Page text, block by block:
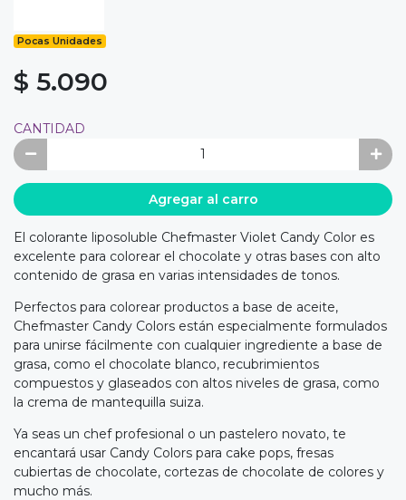
Pocas Unidades
$ 5.090
CANTIDAD
Agregar al carro
El colorante liposoluble Chefmaster Violet Candy Color es
excelente para colorear el chocolate y otras bases con alto
contenido de grasa en varias intensidades de tonos.
Perfectos para colorear productos a base de aceite,
Chefmaster Candy Colors están especialmente formulados
para unirse fácilmente con cualquier ingrediente a base de
grasa, como el chocolate blanco, recubrimientos
compuestos y glaseados con altos niveles de grasa, como
la crema de mantequilla suiza.
Ya seas un chef profesional o un pastelero novato, te
encantará usar Candy Colors para cake pops, fresas
cubiertas de chocolate, cortezas de chocolate de colores y
mucho más.